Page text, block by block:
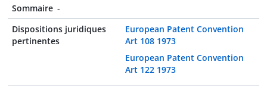
Sommaire -
Dispositions juridiques
pertinentes
European Patent Convention
Art 108 1973
European Patent Convention
Art 122 1973